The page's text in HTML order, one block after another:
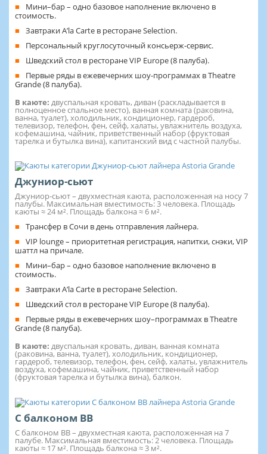
Мини–бар – одно базовое наполнение включено в
стоимость.
Завтраки A’la Carte в ресторане Selection.
Персональный круглосуточный консьерж-сервис.
Шведский стол в ресторане VIP Europe (8 палуба).
Первые ряды в ежевечерних шоу-программах в Theatre
Grande (8 палуба).
В каюте: двуспальная кровать, диван (раскладывается в
полноценное спальное место), ванная комната (раковина,
ванна, туалет), холодильник, кондиционер, гардероб,
телевизор, телефон, фен, сейф, халаты, увлажнитель воздуха,
кофемашина, чайник, приветственный набор (фруктовая
тарелка и бутылка вина), капитанский вид с частной палубы.
Джуниор-сьют
Джуниор-сьют – двухместная каюта, расположенная на носу 7
палубы. Максимальная вместимость: 3 человека. Площадь
каюты ≈ 24 м². Площадь балкона ≈ 6 м².
Трансфер в Сочи в день отправления лайнера.
VIP lounge – приоритетная регистрация, напитки, снэки, VIP
шаттл на причале.
Мини–бар – одно базовое наполнение включено в
стоимость.
Завтраки A’la Carte в ресторане Selection.
Шведский стол в ресторане VIP Europe (8 палуба).
Первые ряды в ежевечерних шоу–программах в Theatre
Grande (8 палуба).
В каюте: двуспальная кровать, диван, ванная комната
(раковина, ванна, туалет), холодильник, кондиционер,
гардероб, телевизор, телефон, фен, сейф, халаты, увлажнитель
воздуха, кофемашина, чайник, приветственный набор
(фруктовая тарелка и бутылка вина), балкон.
С балконом BB
С балконом BB – двухместная каюта, расположенная на 7
палубе. Максимальная вместимость: 2 человека. Площадь
каюты ≈ 17 м². Площадь балкона ≈ 3 м².